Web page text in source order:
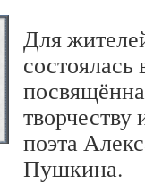
Для
состоялась
творчеству
поэта
Пушкина.